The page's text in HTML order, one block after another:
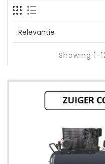
Relevantie
Showing 1-